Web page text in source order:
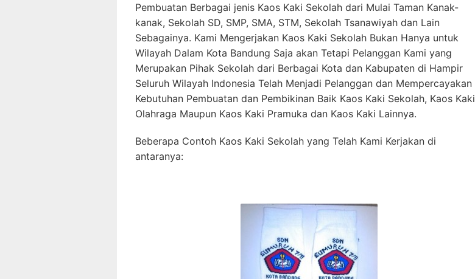
Pembuatan Berbagai jenis Kaos Kaki Sekolah dari Mulai Taman Kanak-
kanak, Sekolah SD, SMP, SMA, STM, Sekolah Tsanawiyah dan Lain
Sebagainya. Kami Mengerjakan Kaos Kaki Sekolah Bukan Hanya untuk
Wilayah Dalam Kota Bandung Saja akan Tetapi Pelanggan Kami yang
Merupakan Pihak Sekolah dari Berbagai Kota dan Kabupaten di Hampir
Seluruh Wilayah Indonesia Telah Menjadi Pelanggan dan Mempercayakan
Kebutuhan Pembuatan dan Pembikinan Baik Kaos Kaki Sekolah, Kaos Kaki
Olahraga Maupun Kaos Kaki Pramuka dan Kaos Kaki Lainnya.
Beberapa Contoh Kaos Kaki Sekolah yang Telah Kami Kerjakan di
antaranya: